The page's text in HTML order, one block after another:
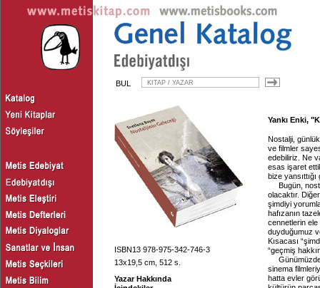
BUL
ISBN13 978-975-342-746-3
13x19,5 cm, 512 s.
Yazar Hakkında
Yankı Enki,
Nostalji,
ve filmler
edebiliriz. Ne
esas işaret
bize
Bugün,
olacaktır.
şimdiyi
hafızanın
cennetlerin ele
duyduğumuz
Kısacası
“geçmiş
sinema
hatta evler